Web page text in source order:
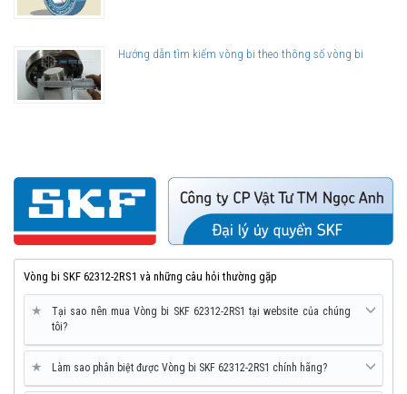
Hướng dẫn tìm kiếm vòng bi theo thông số vòng bi
Vòng bi SKF 62312-2RS1 và những câu hỏi thường gặp
★
Tại sao nên mua Vòng bi SKF 62312-2RS1 tại website của chúng
tôi?
★ Làm sao phân biệt được Vòng bi SKF 62312-2RS1 chính hãng?